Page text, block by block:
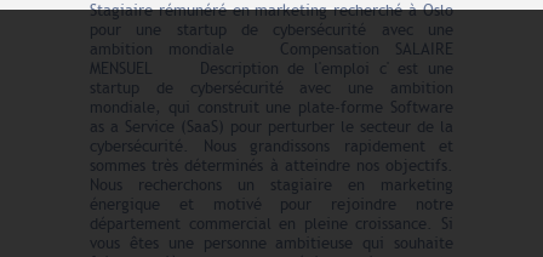
Stagiaire rémunéré en marketing recherché à Oslo
pour une startup de cybersécurité avec une
ambition mondiale Compensation SALAIRE
MENSUEL Description de l'emploi c' est une
startup de cybersécurité avec une ambition
mondiale, qui construit une plate-forme Software
as a Service (SaaS) pour perturber le secteur de la
cybersécurité. Nous grandissons rapidement et
sommes très déterminés à atteindre nos objectifs.
Nous recherchons un stagiaire en marketing
énergique et motivé pour rejoindre notre
département commercial en pleine croissance. Si
vous êtes une personne ambitieuse qui souhaite